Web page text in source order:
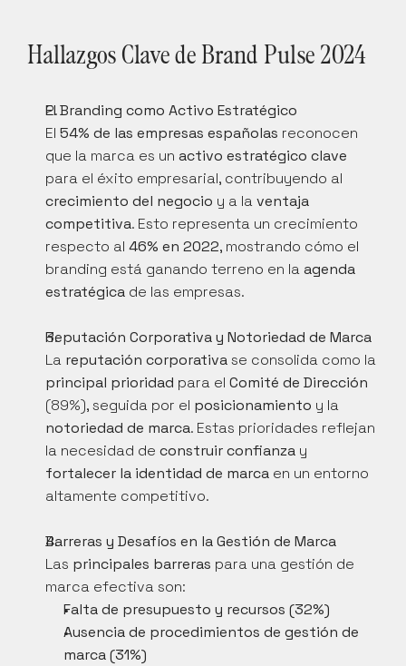
Hallazgos Clave de Brand Pulse 2024
El Branding como Activo Estratégico
El 54% de las empresas españolas reconocen
que la marca es un activo estratégico clave
crecimiento del negocio y a la ventaja
competitiva. Esto representa un crecimiento
respecto al 46% en 2022, mostrando cómo el
branding está ganando terreno en la agenda
estratégica de las empresas.
Reputación Corporativa y Notoriedad de Marca
La reputación corporativa
principal prioridad para el Comité de Dirección
(89%), seguida por el posicionamiento
notoriedad de marca. Estas prioridades reflejan
la necesidad de construir confianza
fortalecer la identidad de marca en un entorno
altamente competitivo.
Barreras y Desafíos en la Gestión de Marca
Las principales barreras para una gestión de
marca efectiva son:
Falta de presupuesto y recursos (32%)
Ausencia de procedimientos de gestión de
marca (31%)